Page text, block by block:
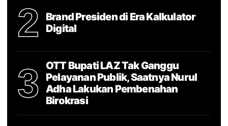
2
Brand Presiden di Era Kalkulator
Digital
3
OTT Bupati LAZ Tak Ganggu
Pelayanan Publik, Saatnya Nurul
Adha Lakukan Pembenahan
Birokrasi